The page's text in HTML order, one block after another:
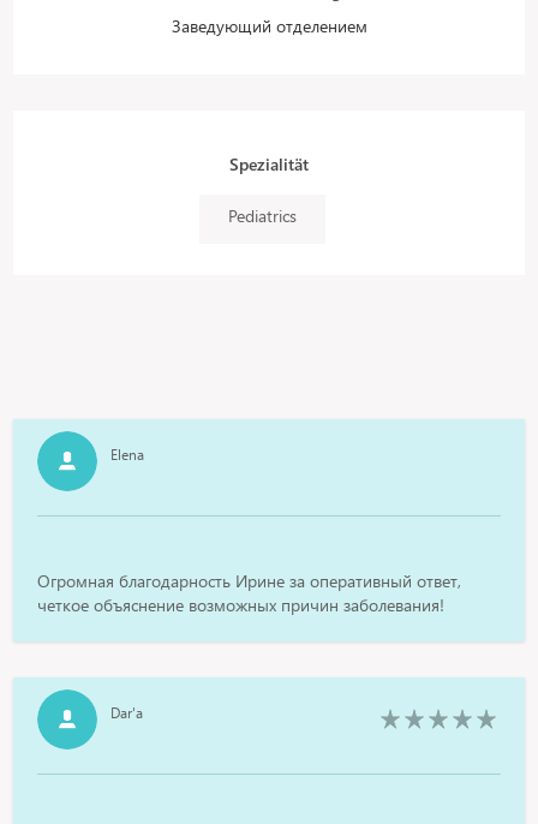
Заведующий отделением
Spezialität
Pediatrics
Elena
Огромная благодарность Ирине за оперативный ответ,
четкое объяснение возможных причин заболевания!
Dar'a